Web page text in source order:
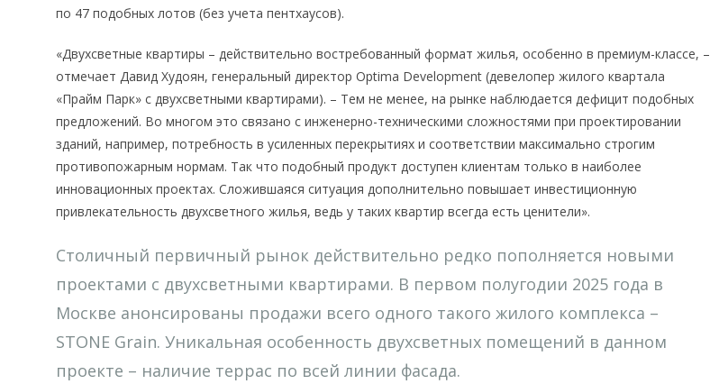
по 47 подобных лотов (без учета пентхаусов).
«Двухсветные квартиры – действительно востребованный формат жилья, особенно в премиум-классе, –
отмечает Давид Худоян, генеральный директор Optima Development (девелопер жилого квартала
«Прайм Парк» с двухсветными квартирами). – Тем не менее, на рынке наблюдается дефицит подобных
предложений. Во многом это связано с инженерно-техническими сложностями при проектировании
зданий, например, потребность в усиленных перекрытиях и соответствии максимально строгим
противопожарным нормам. Так что подобный продукт доступен клиентам только в наиболее
инновационных проектах. Сложившаяся ситуация дополнительно повышает инвестиционную
привлекательность двухсветного жилья, ведь у таких квартир всегда есть ценители».
Столичный первичный рынок действительно редко пополняется новыми
проектами с двухсветными квартирами. В первом полугодии 2025 года в
Москве анонсированы продажи всего одного такого жилого комплекса –
STONE Grain. Уникальная особенность двухсветных помещений в данном
проекте – наличие террас по всей линии фасада.